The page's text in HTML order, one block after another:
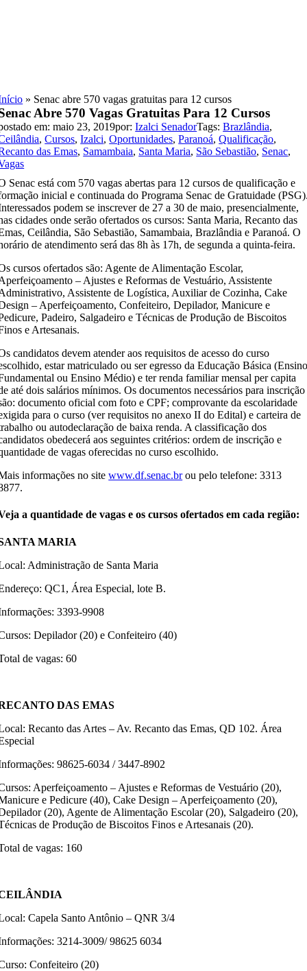
» Senac abre 570 vagas gratuitas para 12 cursos
Abre 570 Vagas Gratuitas Para 12 Cursos
em: maio 23, 2019por:Izalci SenadorTags:Brazlândia,
,Cursos,Izalci,Oportunidades,Paranoá,Qualificação,
das Emas, Samambaia, Santa Maria, São Sebastião, Senac,
Senac está com 570 vagas abertas para 12 cursos de qualificação e
inicial e continuada do Programa Senac de Gratuidade
podem se inscrever de 27 a 30 de maio, presencialmente,
cidades onde serão ofertados os cursos: Santa Maria, Recanto das
Ceilândia, São Sebastião, Samambaia, Brazlândia e Paranoá. O
de atendimento será das 8h às 17h, de segunda a quinta-feira.
cursos ofertados são: Agente de Alimentação Escolar,
– Ajustes e Reformas de Vestuário, Assistente
Assistente de Logística, Auxiliar de Cozinha, Cake
– Aperfeiçoamento, Confeiteiro, Depilador, Manicure e
Padeiro, Salgadeiro e Técnicas de Produção de Biscoitos
e Artesanais.
candidatos devem atender aos requisitos de acesso do curso
estar matriculado ou ser egresso da Educação Básica
ou Ensino Médio) e ter renda familiar mensal per capita
até dois salários mínimos. Os documentos necessários para inscrição
documento oficial com foto e CPF; comprovante da escolaridade
para o curso (ver requisitos no anexo II do Edital) e carteira de
ou autodeclaração de baixa renda. A classificação dos
obedecerá aos seguintes critérios: ordem de inscrição e
de vagas oferecidas no curso escolhido.
informações no sitewww.df.senac.brou pelo telefone: 3313
a quantidade de vagas e os cursos ofertados em cada região:
MARIA
Administração de Santa Maria
QC1, Área Especial, lote B.
3393-9908
Depilador (20) e Confeiteiro (40)
de vagas: 60
DAS EMAS
Recanto das Artes – Av. Recanto das Emas, QD 102. Área
98625-6034 / 3447-8902
Aperfeiçoamento – Ajustes e Reformas de Vestuário (20),
e Pedicure (40), Cake Design – Aperfeiçoamento (20),
(20), Agente de Alimentação Escolar (20), Salgadeiro (20),
de Produção de Biscoitos Finos e Artesanais (20).
de vagas: 160
Capela Santo Antônio – QNR 3/4
3214-3009/ 98625 6034
Confeiteiro (20)